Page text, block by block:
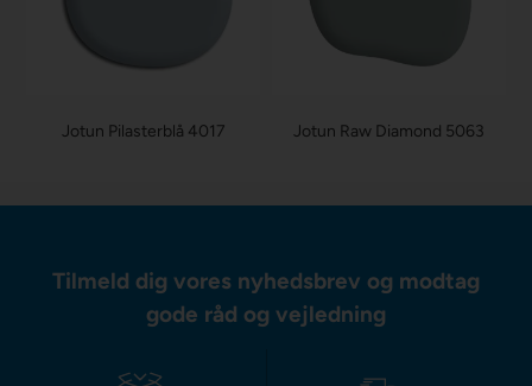
Jotun Pilasterblå 4017 Jotun Raw Diamond 5063
Tilmeld dig vores nyhedsbrev og modtag
gode råd og vejledning